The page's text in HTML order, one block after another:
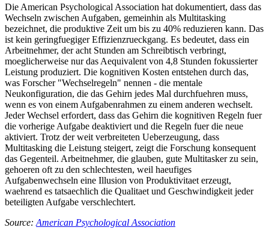
Die American Psychological Association hat dokumentiert, dass das
Wechseln zwischen Aufgaben, gemeinhin als Multitasking
bezeichnet, die produktive Zeit um bis zu 40% reduzieren kann. Das
ist kein geringfuegiger Effizienzrueckgang. Es bedeutet, dass ein
Arbeitnehmer, der acht Stunden am Schreibtisch verbringt,
moeglicherweise nur das Aequivalent von 4,8 Stunden fokussierter
Leistung produziert. Die kognitiven Kosten entstehen durch das,
was Forscher "Wechselregeln" nennen - die mentale
Neukonfiguration, die das Gehirn jedes Mal durchfuehren muss,
wenn es von einem Aufgabenrahmen zu einem anderen wechselt.
Jeder Wechsel erfordert, dass das Gehirn die kognitiven Regeln fuer
die vorherige Aufgabe deaktiviert und die Regeln fuer die neue
aktiviert. Trotz der weit verbreiteten Ueberzeugung, dass
Multitasking die Leistung steigert, zeigt die Forschung konsequent
das Gegenteil. Arbeitnehmer, die glauben, gute Multitasker zu sein,
gehoeren oft zu den schlechtesten, weil haeufiges
Aufgabenwechseln eine Illusion von Produktivitaet erzeugt,
waehrend es tatsaechlich die Qualitaet und Geschwindigkeit jeder
beteiligten Aufgabe verschlechtert.
Source: American Psychological Association